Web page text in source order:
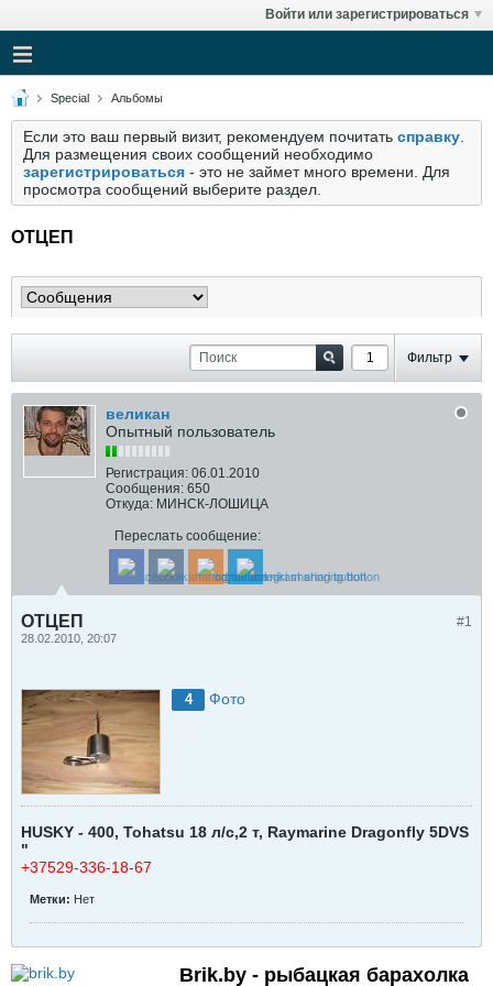
Войти или зарегистрироваться
Special Альбомы
Если это ваш первый визит, рекомендуем почитать справку
Для размещения своих сообщений необходимо
зарегистрироваться - это не займет много времени. Для
просмотра сообщений выберите раздел.
ОТЦЕП
Фильтр
великан
Опытный пользователь
Регистрация: 06.01.2010
Сообщения: 650
Откуда: МИНСК-ЛОШИЦА
Переслать сообщение:
#1
ОТЦЕП
28.02.2010, 20:07
4 Фото
HUSKY - 400, Tohatsu 18 л/с,2 т, Raymarine Dragonfly 5DVS
"
+37529-336-18-67
Метки: Нет
Brik.by - рыбацкая барахолка